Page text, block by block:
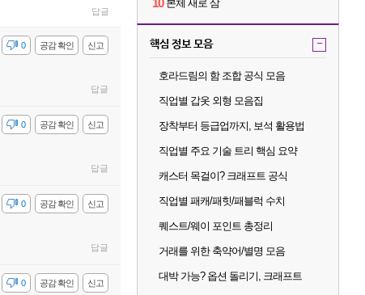
답글
신고
공감 확인
0
답글
신고
공감 확인
0
답글
신고
공감 확인
0
답글
신고
공감 확인
0
10 본체 새로 삼
핵심 정보 모음 -
호라드림의 함 조합 공식 모음
직업별 갑옷 외형 모음집
장착부터 등급업까지, 보석 활용법
직업별 주요 기술 트리 핵심 요약
캐스터 목걸이? 크래프트 공식
직업별 패캐/패힛/패블럭 수치
퀘스트/웨이 포인트 총정리
거래를 위한 축약어/별명 모음
대박 가능? 옵션 돌리기, 크래프트